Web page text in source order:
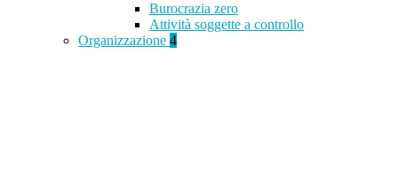
Burocrazia zero
Attività soggette a controllo
Organizzazione 4